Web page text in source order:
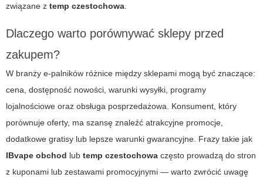
związane z temp czestochowa
Dlaczego warto porównywać sklepy przed
zakupem?
W branży e-palników różnice między sklepami mogą być znaczące:
cena, dostępność nowości, warunki wysyłki, programy
lojalnościowe oraz obsługa posprzedażowa. Konsument, który
porównuje oferty, ma szansę znaleźć atrakcyjne promocje,
dodatkowe gratisy lub lepsze warunki gwarancyjne. Frazy takie jak
IBvape obchod lub temp czestochowa często prowadzą do stron
z kuponami lub zestawami promocyjnymi — warto zwrócić uwagę